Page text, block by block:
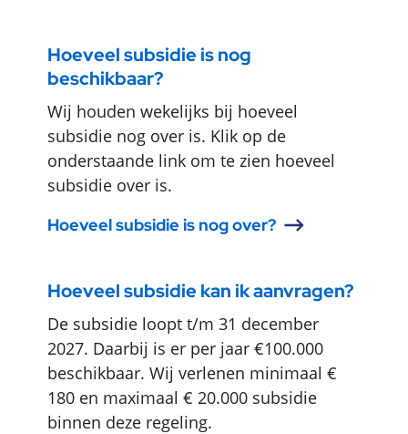
Hoeveel subsidie is nog
beschikbaar?
Wij houden wekelijks bij hoeveel
subsidie nog over is. Klik op de
onderstaande link om te zien hoeveel
subsidie over is.
Hoeveel subsidie is nog over?
Hoeveel subsidie kan ik aanvragen?
De subsidie loopt t/m 31 december
2027. Daarbij is er per jaar €100.000
beschikbaar. Wij verlenen minimaal €
180 en maximaal € 20.000 subsidie
binnen deze regeling.